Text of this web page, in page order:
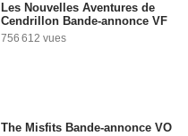
Les Nouvelles Aventures de
Cendrillon Bande-annonce VF
756 612 vues
The Misfits Bande-annonce VO